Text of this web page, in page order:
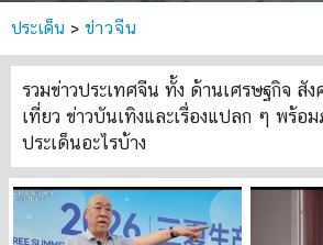
ประเด็น > ข่าวจีน
รวมข่าวประเทศจีน ทั้ง ด้านเศรษฐกิจ สัง
เที่ยว ข่าวบันเทิงและเรื่องแปลก ๆ พร้อ
ประเด็นอะไรบ้าง